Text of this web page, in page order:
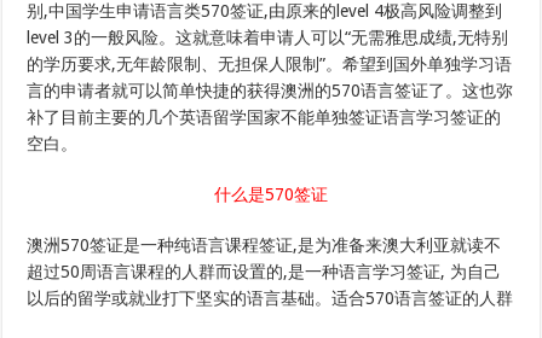
别,中国学生申请语言类570签证,由原来的level 4极高风险调整到
level 3的一般风险。这就意味着申请人可以“无需雅思成绩,无特别
的学历要求,无年龄限制、无担保人限制”。希望到国外单独学习语
言的申请者就可以简单快捷的获得澳洲的570语言签证了。这也弥
补了目前主要的几个英语留学国家不能单独签证语言学习签证的
空白。
什么是570签证
澳洲570签证是一种纯语言课程签证,是为准备来澳大利亚就读不
超过50周语言课程的人群而设置的,是一种语言学习签证, 为自己
以后的留学或就业打下坚实的语言基础。适合570语言签证的人群